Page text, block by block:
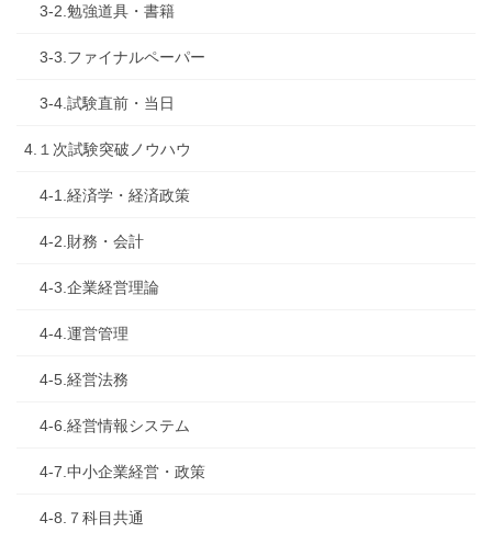
3-2.勉強道具・書籍
3-3.ファイナルペーパー
3-4.試験直前・当日
4.１次試験突破ノウハウ
4-1.経済学・経済政策
4-2.財務・会計
4-3.企業経営理論
4-4.運営管理
4-5.経営法務
4-6.経営情報システム
4-7.中小企業経営・政策
4-8.７科目共通